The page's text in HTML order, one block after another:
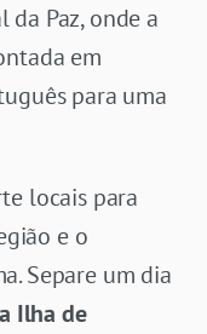
Paz, onde a
em
para uma
locais para
e o
Separe um dia
Ilha de